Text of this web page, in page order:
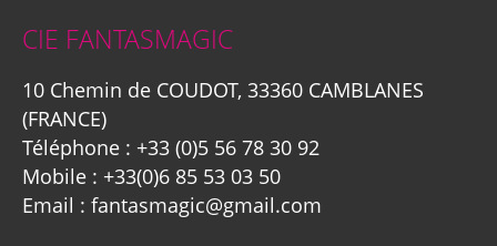
CIE FANTASMAGIC
10 Chemin de COUDOT, 33360 CAMBLANES
(FRANCE)
Téléphone : +33 (0)5 56 78 30 92
Mobile : +33(0)6 85 53 03 50
Email : fantasmagic@gmail.com